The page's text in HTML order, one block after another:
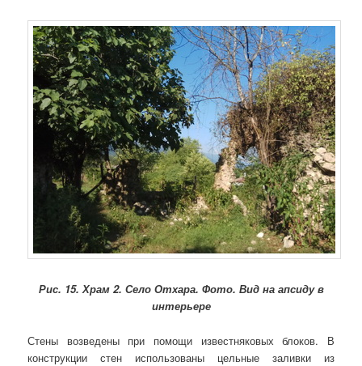
Рис. 15.Храм 2. Село Отхара. Фото. Вид на апсиду в
интерьере
Стены возведены при помощи известняковых блоков. В
конструкции стен использованы цельные заливки из